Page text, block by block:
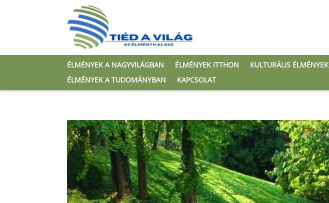
ÉLMÉNYEK A NAGYVILÁGBAN ÉLMÉNYEK ITTHON KULTURÁLIS ÉLMÉNYEK
ÉLMÉNYEK A TUDOMÁNYBAN
KAPCSOLAT